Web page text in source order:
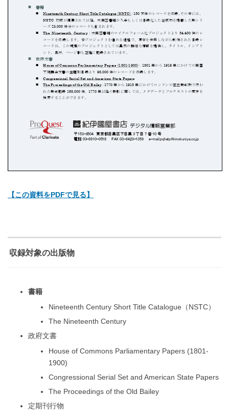
【この資料をPDFで見る】
収録対象の出版物
書籍
Nineteenth Century Short Title Catalogue（NSTC）
The Nineteenth Century
政府文書
House of Commons Parliamentary Papers (1801-
1900)
Congressional Serial Set and American State Papers
The Proceedings of the Old Bailey
定期刊行物